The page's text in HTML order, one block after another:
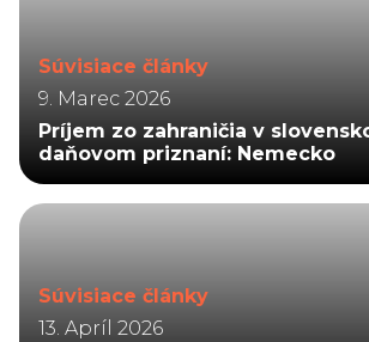
Súvisiace články
9. Marec 2026
Príjem zo zahraničia v
daňovom priznaní: Nemecko
Súvisiace články
13. Apríl 2026